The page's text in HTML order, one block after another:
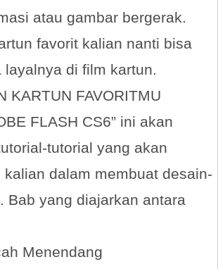
atau gambar bergerak.
favorit kalian nanti bisa
layalnya di film kartun.
KARTUN FAVORITMU
FLASH CS6” ini akan
tutorial yang akan
kalian dalam membuat desain-
Bab yang diajarkan antara
Menendang